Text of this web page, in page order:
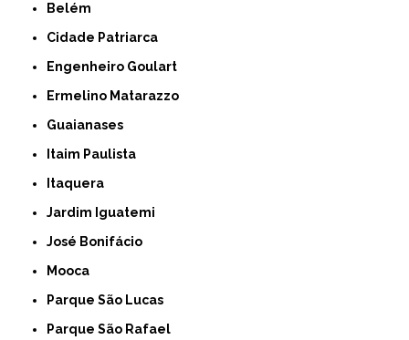
Belém
Cidade Patriarca
Engenheiro Goulart
Ermelino Matarazzo
Guaianases
Itaim Paulista
Itaquera
Jardim Iguatemi
José Bonifácio
Mooca
Parque São Lucas
Parque São Rafael